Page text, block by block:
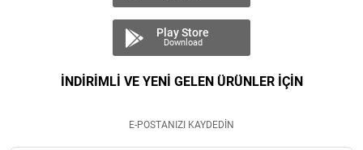
Play Store
Download
İNDİRİMLİ VE YENİ GELEN ÜRÜNLER İÇİN
E-POSTANIZI KAYDEDİN